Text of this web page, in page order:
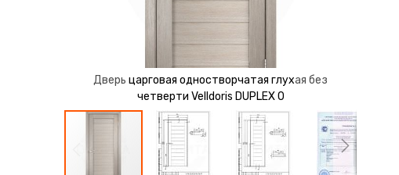
Дверь царговая одностворчатая глухая без
четверти Velldoris DUPLEX 0